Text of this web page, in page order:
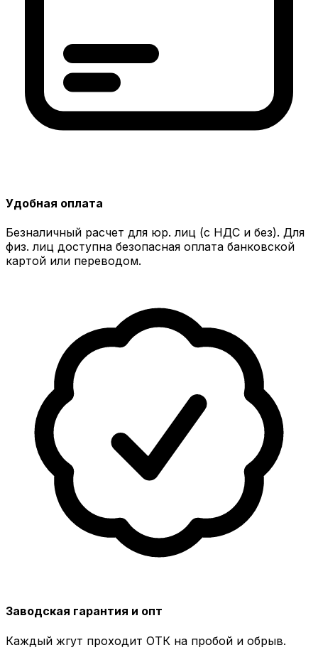
Удобная оплата
Безналичный расчет для юр. лиц (с НДС и без). Для
физ. лиц доступна безопасная оплата банковской
картой или переводом.
Заводская гарантия и опт
Каждый жгут проходит ОТК на пробой и обрыв.